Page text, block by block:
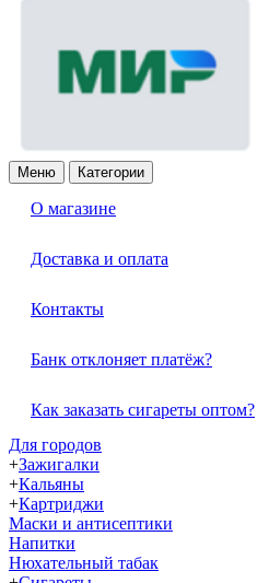
Меню Категории
О магазине
Доставка и оплата
Контакты
Банк отклоняет платёж?
Как заказать сигареты оптом?
Для городов
+Зажигалки
+Кальяны
+Картриджи
Маски и антисептики
Напитки
Нюхательный табак